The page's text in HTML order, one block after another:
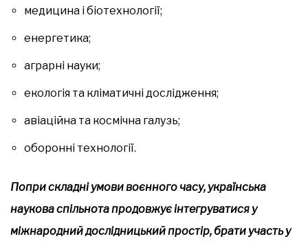
медицина і біотехнології;
енергетика;
аграрні науки;
екологія та кліматичні дослідження;
авіаційна та космічна галузь;
оборонні технології.
Попри складні умови воєнного часу, українська
наукова спільнота продовжує інтегруватися у
міжнародний дослідницький простір, брати участь у